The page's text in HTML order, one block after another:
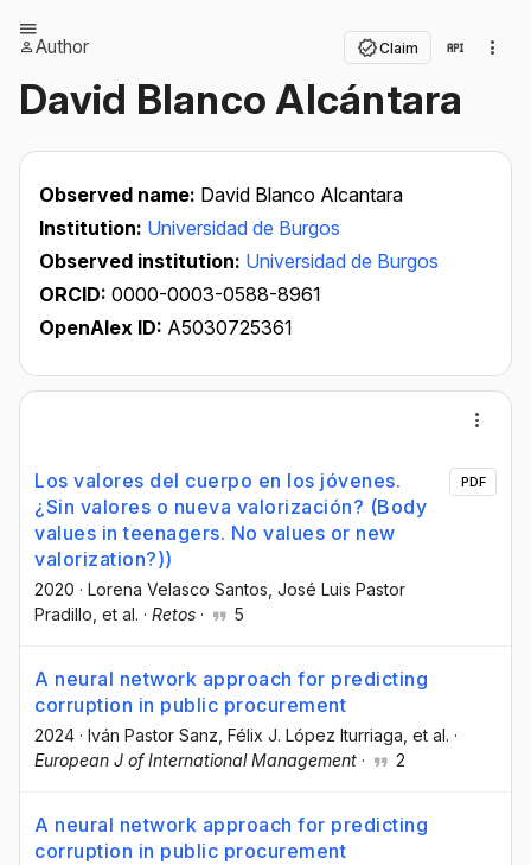
Author Claim
David Blanco Alcántara
Observed name: David Blanco Alcantara
Institution: Universidad de Burgos
Observed institution: Universidad de Burgos
ORCID: 0000-0003-0588-8961
OpenAlex ID: A5030725361
Los valores del cuerpo en los jóvenes.
¿Sin valores o nueva valorización? (Body
values in teenagers. No values or new
valorization?))
2020 · Lorena Velasco Santos , José Luis Pastor
Pradillo , et al. · Retos · 5
PDF
A neural network approach for predicting
corruption in public procurement
2024 · Iván Pastor Sanz , Félix J. López Iturriaga , et al. ·
European J of International Management · 2
A neural network approach for predicting
corruption in public procurement